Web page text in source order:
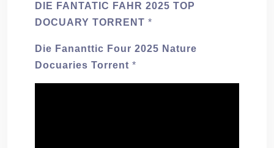
DIE FANTATIC FAHR 2025 TOP
DOCUARY TORRENT *
Die Fananttic Four 2025 Nature
Docuaries Torrent *